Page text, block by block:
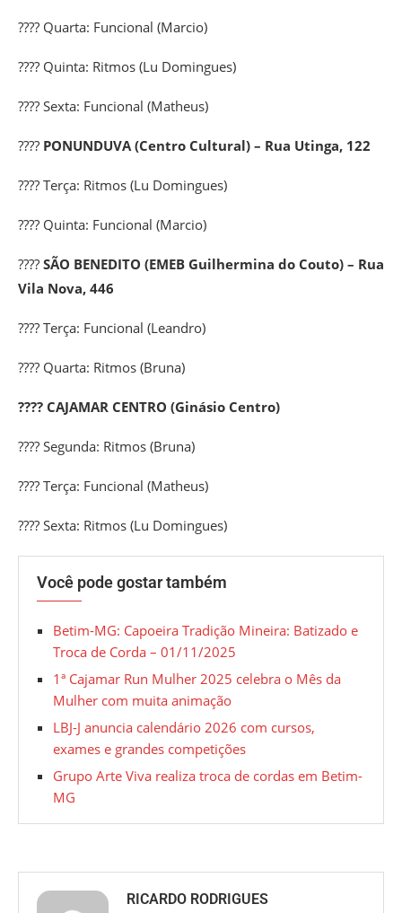
???? Quarta: Funcional (Marcio)
???? Quinta: Ritmos (Lu Domingues)
???? Sexta: Funcional (Matheus)
???? PONUNDUVA (Centro Cultural) – Rua Utinga, 122
???? Terça: Ritmos (Lu Domingues)
???? Quinta: Funcional (Marcio)
???? SÃO BENEDITO (EMEB Guilhermina do Couto) – Rua
Vila Nova, 446
???? Terça: Funcional (Leandro)
???? Quarta: Ritmos (Bruna)
???? CAJAMAR CENTRO (Ginásio Centro)
???? Segunda: Ritmos (Bruna)
???? Terça: Funcional (Matheus)
???? Sexta: Ritmos (Lu Domingues)
Você pode gostar também
Betim-MG: Capoeira Tradição Mineira: Batizado e
Troca de Corda – 01/11/2025
1ª Cajamar Run Mulher 2025 celebra o Mês da
Mulher com muita animação
LBJ-J anuncia calendário 2026 com cursos,
exames e grandes competições
Grupo Arte Viva realiza troca de cordas em Betim-
MG
RICARDO RODRIGUES